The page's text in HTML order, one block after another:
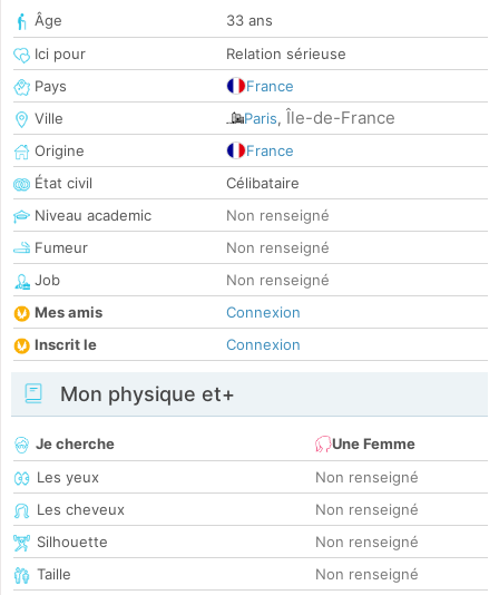
Âge
33 ans
Ici pour
Relation sérieuse
Pays
France
Ville
Paris, Île-de-France
Origine
France
État civil
Célibataire
Niveau academic
Non renseigné
Fumeur
Non renseigné
Job
Non renseigné
Mes amis
Connexion
Inscrit le
Connexion
Mon physique et+
Je cherche
Une Femme
Les yeux
Non renseigné
Les cheveux
Non renseigné
Silhouette
Non renseigné
Taille
Non renseigné